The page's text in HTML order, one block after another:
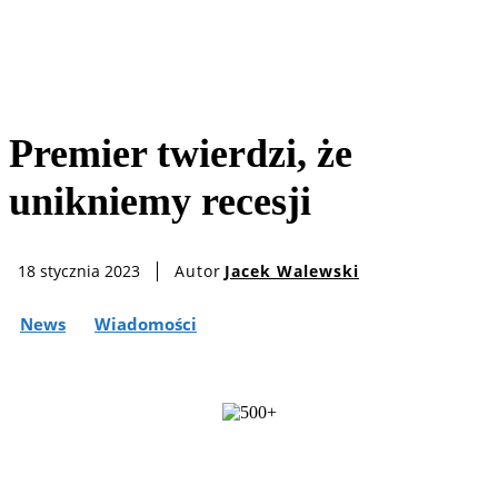
Premier twierdzi, że
unikniemy recesji
18 stycznia 2023 Autor Jacek Walewski
News Wiadomości